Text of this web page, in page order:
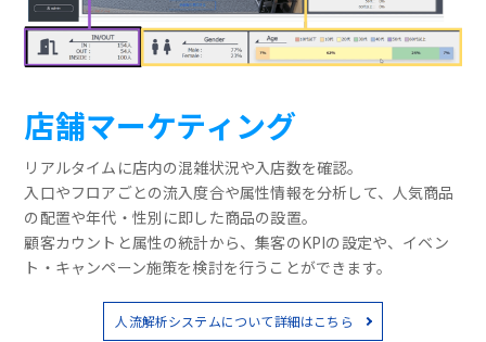
店舗マーケティング
リアルタイムに店内の混雑状況や入店数を確認。
入口やフロアごとの流入度合や属性情報を分析して、人気商品
の配置や年代・性別に即した商品の設置。
顧客カウントと属性の統計から、集客のKPIの設定や、イベン
ト・キャンペーン施策を検討を行うことができます。
人流解析システムについて詳細はこちら